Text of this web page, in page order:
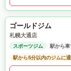
ゴールドジム
札幌大通店
スポーツジム
駅から
駅から5分以内のジムに